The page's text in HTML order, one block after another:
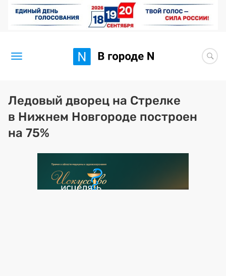
Новости
Статьи
BORЩ
Искусство исцелять
Ледовый дворец на Стрелке
в Нижнем Новгороде построен
на 75%